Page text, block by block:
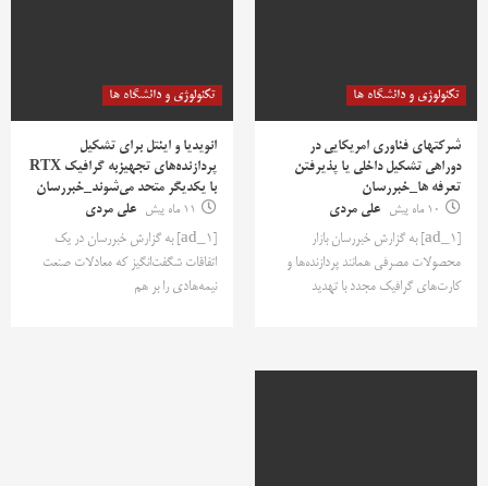
تکنولوژی و دانشگاه ها
شرکتهای فناوری امریکایی در
دوراهی تشکیل داخلی یا پذیرفتن
تعرفه ها_خبررسان
10 ماه پیش
علی مردی
[ad_1] به گزارش خبررسان بازار
محصولات مصرفی همانند پردازنده‌ها و
کارت‌های گرافیک مجدد با تهدید
تکنولوژی و دانشگاه ها
انویدیا و اینتل برای تشکیل
پردازنده‌های تجهیزبه گرافیک RTX
با یکدیگر متحد می‌شوند_خبررسان
11 ماه پیش
علی مردی
[ad_1] به گزارش خبررسان در یک
اتفاقات شگفت‌انگیز که معادلات صنعت
نیمه‌هادی را بر هم